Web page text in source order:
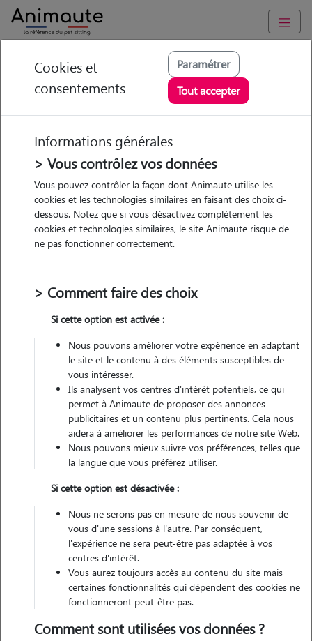
Animaute Occitanie Haute-Garonne /Toulouse
Marion - Petsitter à
TOULOUSE
• 31 ans
Véhiculé
Contacter
L'envoi d'une demande est sans engagement
Cookies et
consentements
Paramétrer
Tout accepter
Informations générales
> Vous contrôlez vos données
Vous pouvez contrôler la façon dont Animaute utilise les
cookies et les technologies similaires en faisant des choix ci-
dessous. Notez que si vous désactivez complètement les
cookies et technologies similaires, le site Animaute risque de
ne pas fonctionner correctement.
> Comment faire des choix
Si cette option est activée :
Nous pouvons améliorer votre expérience en adaptant
le site et le contenu à des éléments susceptibles de
vous intéresser.
Ils analysent vos centres d'intérêt potentiels, ce qui
permet à Animaute de proposer des annonces
publicitaires et un contenu plus pertinents. Cela nous
aidera à améliorer les performances de notre site Web.
Nous pouvons mieux suivre vos préférences, telles que
la langue que vous préférez utiliser.
Si cette option est désactivée :
Nous ne serons pas en mesure de nous souvenir de
vous d'une sessions à l'autre. Par conséquent,
l'expérience ne sera peut-être pas adaptée à vos
centres d'intérêt.
Vous aurez toujours accès au contenu du site mais
certaines fonctionnalités qui dépendent des cookies ne
fonctionneront peut-être pas.
Comment sont utilisées vos données ?